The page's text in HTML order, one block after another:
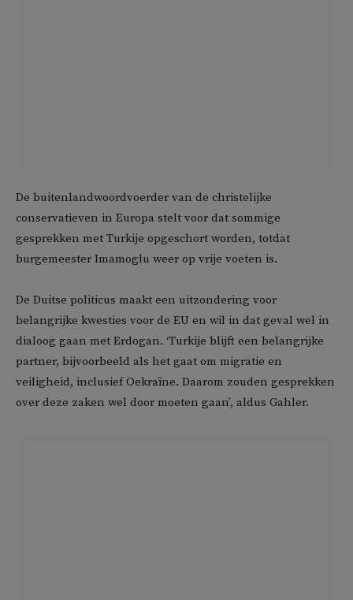
De buitenlandwoordvoerder van de christelijke
conservatieven in Europa stelt voor dat sommige
gesprekken met Turkije opgeschort worden, totdat
burgemeester Imamoglu weer op vrije voeten is.
De Duitse politicus maakt een uitzondering voor
belangrijke kwesties voor de EU en wil in dat geval wel in
dialoog gaan met Erdogan. ‘Turkije blijft een belangrijke
partner, bijvoorbeeld als het gaat om migratie en
veiligheid, inclusief Oekraïne. Daarom zouden gesprekken
over deze zaken wel door moeten gaan’, aldus Gahler.